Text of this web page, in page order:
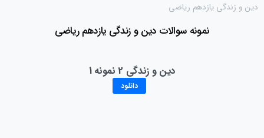
دین و زندگی یازدهم ریاضی
نمونه سوالات دین و زندگی یازدهم ریاضی
دین و زندگی 2 نمونه 1
دانلود